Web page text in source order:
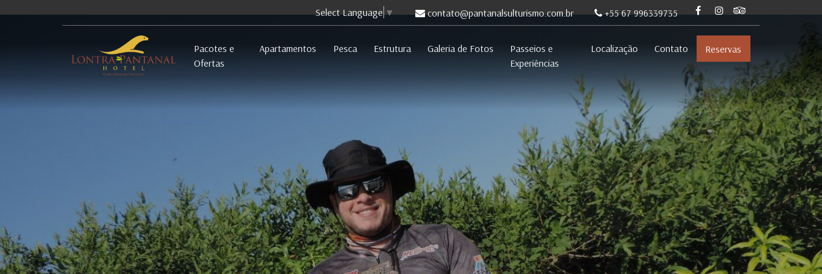
Select Language▼ contato@pantanalsulturismo.com.br +55 67 996339735
Pacotes e
Ofertas
Apartamentos Pesca Estrutura Galeria de Fotos
Passeios e
Experiências
Localização Contato Reservas